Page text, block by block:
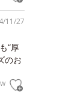
11/27
“厚
のお